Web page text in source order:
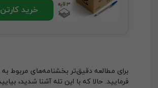
خرید
برای مطالعه دقیق‌تر بخشنامه‌های مربوط
فرمایید. حالا که با این تله آشنا شدید، بیایید ۵ ترفند فرار از آن را بررسی